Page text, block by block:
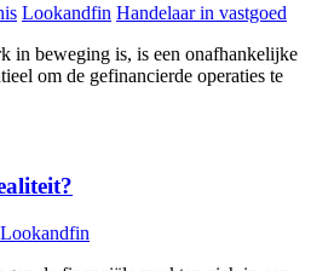
Lookandfin Handelaar in vastgoed
in beweging is, is een onafhankelijke
om de gefinancierde operaties te
Lookandfin